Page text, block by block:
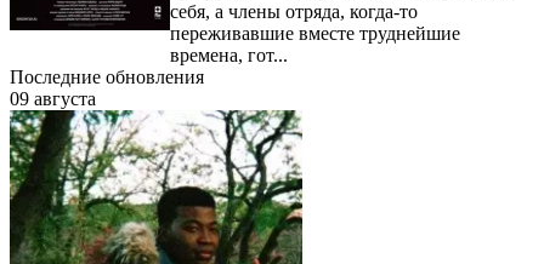
себя, а члены отряда, когда-то
переживавшие вместе труднейшие
времена, гот...
Последние обновления
09 августа